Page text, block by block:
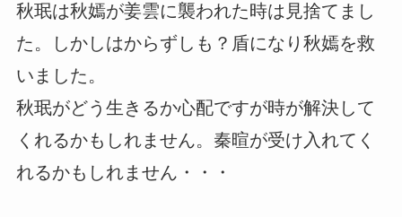
秋珉は秋嫣が姜雲に襲われた時は見捨てまし
た。しかしはからずしも？盾になり秋嫣を救
いました。
秋珉がどう生きるか心配ですが時が解決して
くれるかもしれません。秦暄が受け入れてく
れるかもしれません・・・